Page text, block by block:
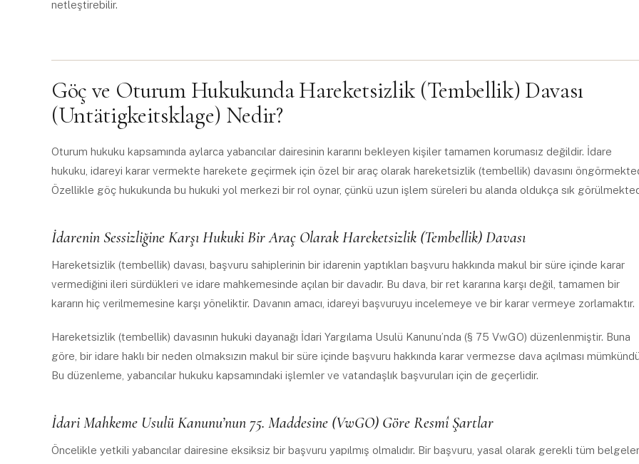
netleştirebilir.
Göç ve Oturum Hukukunda Hareketsizlik (Tembellik) Davası
(Untätigkeitsklage) Nedir?
Oturum hukuku kapsamında aylarca yabancılar dairesinin kararını bekleyen kişiler tamamen korumasız değildir. İdare
hukuku, idareyi karar vermekte harekete geçirmek için özel bir araç olarak hareketsizlik (tembellik) davasını
Özellikle göç hukukunda bu hukuki yol merkezi bir rol oynar, çünkü uzun işlem süreleri bu alanda oldukça sık
İdarenin Sessizliğine Karşı Hukuki Bir Araç Olarak Hareketsizlik (Tembellik) Davası
Hareketsizlik (tembellik) davası, başvuru sahiplerinin bir idarenin yaptıkları başvuru hakkında makul bir süre içinde karar
vermediğini ileri sürdükleri ve idare mahkemesinde açılan bir davadır. Bu dava, bir ret kararına karşı değil, tamamen bir
kararın hiç verilmemesine karşı yöneliktir. Davanın amacı, idareyi başvuruyu incelemeye ve bir karar vermeye zorlamaktır.
Hareketsizlik (tembellik) davasının hukuki dayanağı İdari Yargılama Usulü Kanunu’nda (§ 75 VwGO) düzenlenmiştir. Buna
göre, bir idare haklı bir neden olmaksızın makul bir süre içinde başvuru hakkında karar vermezse dava açılması
Bu düzenleme, yabancılar hukuku kapsamındaki işlemler ve vatandaşlık başvuruları için de geçerlidir.
İdari Mahkeme Usulü Kanunu’nun 75. Maddesine (VwGO) Göre Resmî Şartlar
Öncelikle yetkili yabancılar dairesine eksiksiz bir başvuru yapılmış olmalıdır. Bir başvuru, yasal olarak gerekli tüm belgeler